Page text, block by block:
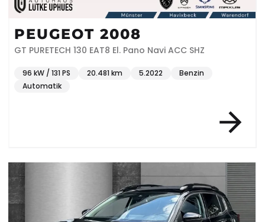
PEUGEOT 2008
GT PURETECH 130 EAT8 El. Pano Navi ACC SHZ
96 kW / 131 PS 20.481 km 5.2022
Benzin
Automatik